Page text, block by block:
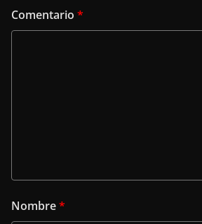
Comentario *
Nombre*